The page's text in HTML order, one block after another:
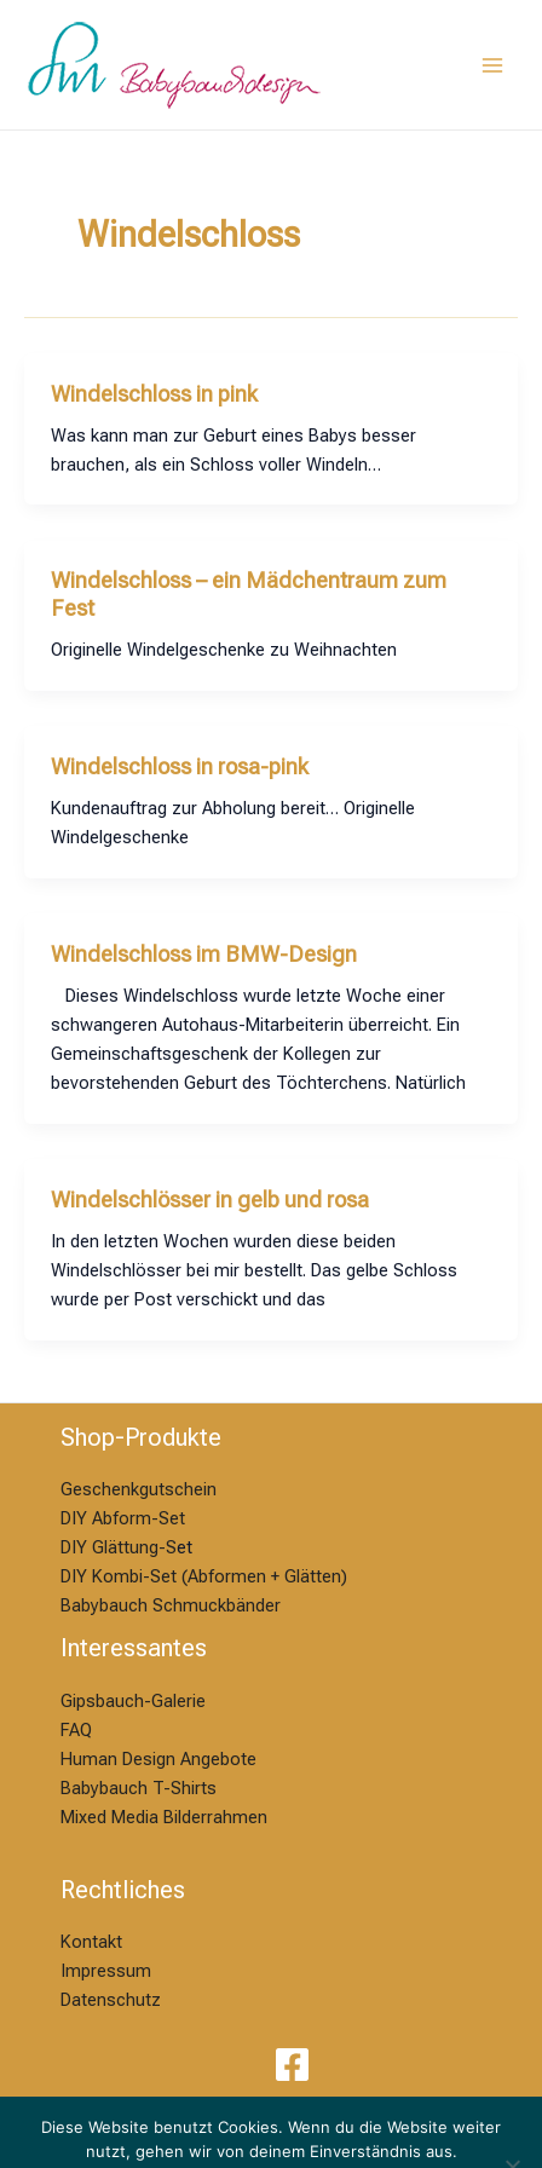
springen
Windelschloss
Windelschloss in pink
Was kann man zur Geburt eines Babys besser
brauchen, als ein Schloss voller Windeln…
Windelschloss – ein Mädchentraum zum
Fest
Originelle Windelgeschenke zu Weihnachten
Windelschloss in rosa-pink
Kundenauftrag zur Abholung bereit… Originelle
Windelgeschenke
Windelschloss im BMW-Design
Dieses Windelschloss wurde letzte Woche einer
schwangeren Autohaus-Mitarbeiterin überreicht. Ein
Gemeinschaftsgeschenk der Kollegen zur
bevorstehenden Geburt des Töchterchens. Natürlich
Windelschlösser in gelb und rosa
In den letzten Wochen wurden diese beiden
Windelschlösser bei mir bestellt. Das gelbe Schloss
wurde per Post verschickt und das
Shop-Produkte
Geschenkgutschein
DIY Abform-Set
DIY Glättung-Set
DIY Kombi-Set (Abformen + Glätten)
Babybauch Schmuckbänder
Interessantes
Gipsbauch-Galerie
FAQ
Human Design Angebote
Babybauch T-Shirts
Mixed Media Bilderrahmen
Rechtliches
Kontakt
Impressum
Datenschutz
© 2026 | Melanie Ackermann Design & Kreation | dm Babybauchdesign
Diese Website benutzt Cookies. Wenn du die Website weiter
nutzt, gehen wir von deinem Einverständnis aus.